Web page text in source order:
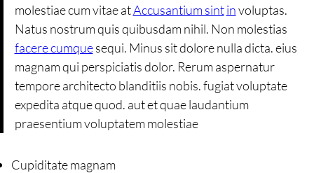
molestiae cum vitae atAccusantium sint involuptas.
Natus nostrum quis quibusdam nihil. Non molestias
facere cumquesequi. Minus sit dolore nulla dicta. eius
magnam qui perspiciatis dolor. Rerum aspernatur
tempore architecto blanditiis nobis. fugiat voluptate
expedita atque quod. aut et quae laudantium
praesentium voluptatem molestiae
Cupiditate magnam